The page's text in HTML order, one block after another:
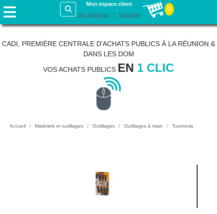
Mon espace client
Se connecter
S'inscrire
0
CADI, PREMIÈRE CENTRALE D'ACHATS PUBLICS À LA RÉUNION &
DANS LES DOM
VOS ACHATS PUBLICS EN 1 CLIC
Accueil Matériels et outillages Outillages Outillages à main Tournevis